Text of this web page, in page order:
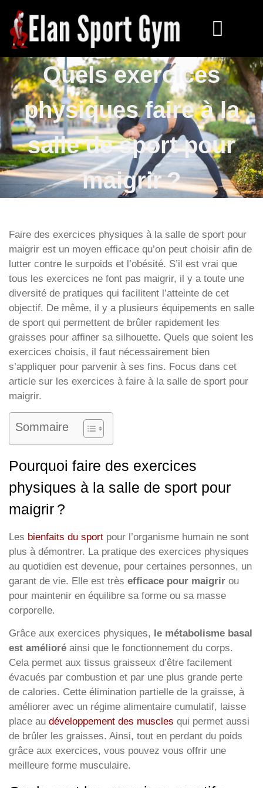
Quels exercices
physiques faire à la
salle de sport pour
maigrir ?
Faire des exercices physiques à la salle de sport pour
maigrir est un moyen efficace qu’on peut choisir afin de
lutter contre le surpoids et l’obésité. S’il est vrai que
tous les exercices ne font pas maigrir, il y a toute une
diversité de pratiques qui facilitent l’atteinte de cet
objectif. De même, il y a plusieurs équipements en salle
de sport qui permettent de brûler rapidement les
graisses pour affiner sa silhouette. Quels que soient les
exercices choisis, il faut nécessairement bien
s’appliquer pour parvenir à ses fins. Focus dans cet
article sur les exercices à faire à la salle de sport pour
maigrir.
Sommaire
Pourquoi faire des exercices
physiques à la salle de sport pour
maigrir ?
Les bienfaits du sport pour l’organisme humain ne sont
plus à démontrer. La pratique des exercices physiques
au quotidien est devenue, pour certaines personnes, un
garant de vie. Elle est très efficace pour maigrir ou
pour maintenir en équilibre sa forme ou sa masse
corporelle.
Grâce aux exercices physiques, le métabolisme basal
est amélioré ainsi que le fonctionnement du corps.
Cela permet aux tissus graisseux d’être facilement
évacués par combustion et par une plus grande perte
de calories. Cette élimination partielle de la graisse, à
améliorer avec un régime alimentaire cumulatif, laisse
place au développement des muscles qui permet aussi
de brûler les graisses. Ainsi, tout en perdant du poids
grâce aux exercices, vous pouvez vous offrir une
meilleure forme musculaire.